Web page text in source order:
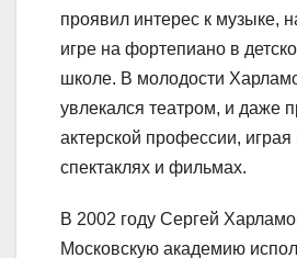
проявил интерес к музыке,
игре на фортепиано в
школе. В молодости
увлекался театром, и даже
актерской профессии, играя
спектаклях и фильмах.
В 2002 году Сергей
Московскую академию